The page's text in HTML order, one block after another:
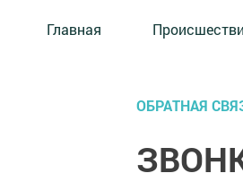
Главная
ОБРАТНАЯ